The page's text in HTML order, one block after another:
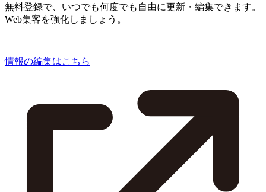
無料登録で、いつでも何度でも自由に更新・編集できます。
Web集客を強化しましょう。
情報の編集はこちら